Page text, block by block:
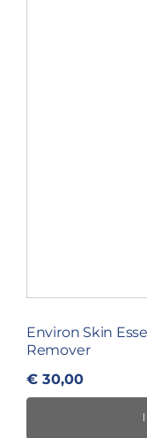
Environ Skin
Remover
€ 30,00